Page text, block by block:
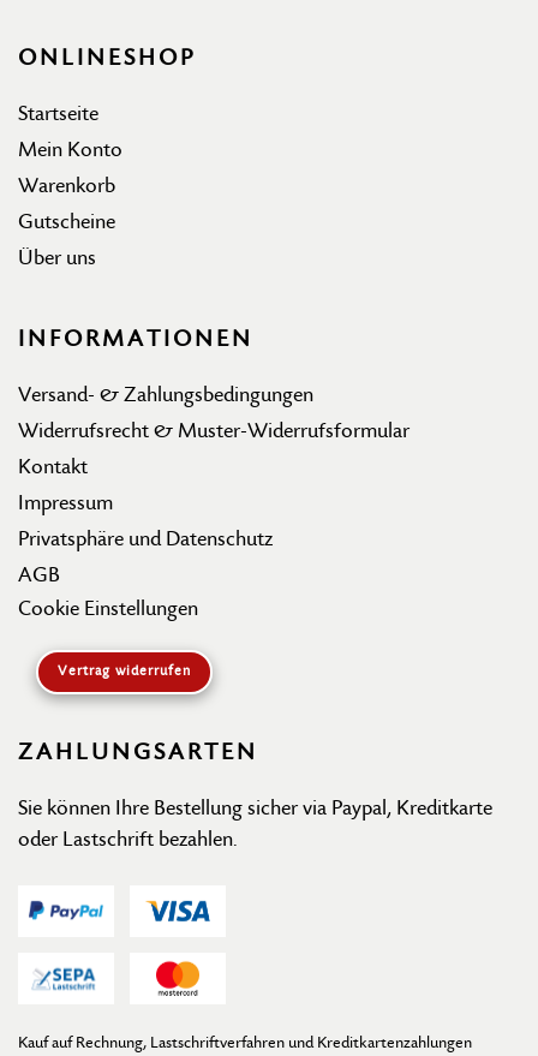
ONLINESHOP
Startseite
Mein Konto
Warenkorb
Gutscheine
Über uns
INFORMATIONEN
Versand- & Zahlungsbedingungen
Widerrufsrecht & Muster-Widerrufsformular
Kontakt
Impressum
Privatsphäre und Datenschutz
AGB
Cookie Einstellungen
Vertrag widerrufen
ZAHLUNGSARTEN
Sie können Ihre Bestellung sicher via Paypal, Kreditkarte
oder Lastschrift bezahlen.
Kauf auf Rechnung, Lastschriftverfahren und Kreditkartenzahlungen